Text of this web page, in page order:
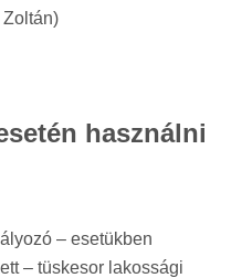
Zoltán)
használni
– esetükben
– tüskesor lakossági